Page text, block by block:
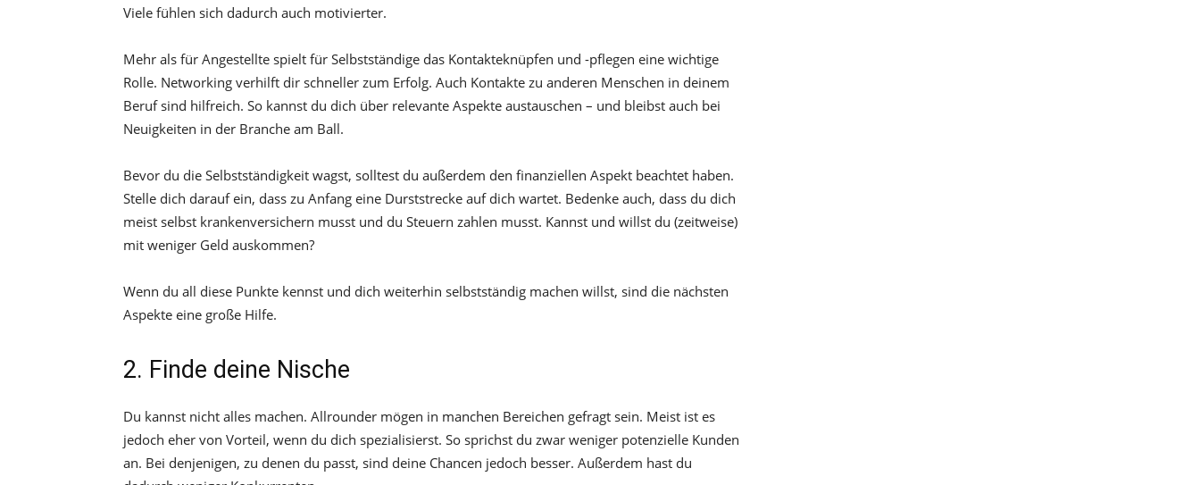
Viele fühlen sich dadurch auch motivierter.
Mehr als für Angestellte spielt für Selbstständige das Kontakteknüpfen und -pflegen eine wichtige
Rolle. Networking verhilft dir schneller zum Erfolg. Auch Kontakte zu anderen Menschen in deinem
Beruf sind hilfreich. So kannst du dich über relevante Aspekte austauschen – und bleibst auch bei
Neuigkeiten in der Branche am Ball.
Bevor du die Selbstständigkeit wagst, solltest du außerdem den finanziellen Aspekt beachtet haben.
Stelle dich darauf ein, dass zu Anfang eine Durststrecke auf dich wartet. Bedenke auch, dass du dich
meist selbst krankenversichern musst und du Steuern zahlen musst. Kannst und willst du (zeitweise)
mit weniger Geld auskommen?
Wenn du all diese Punkte kennst und dich weiterhin selbstständig machen willst, sind die nächsten
Aspekte eine große Hilfe.
2. Finde deine Nische
Du kannst nicht alles machen. Allrounder mögen in manchen Bereichen gefragt sein. Meist ist es
jedoch eher von Vorteil, wenn du dich spezialisierst. So sprichst du zwar weniger potenzielle Kunden
an. Bei denjenigen, zu denen du passt, sind deine Chancen jedoch besser. Außerdem hast du